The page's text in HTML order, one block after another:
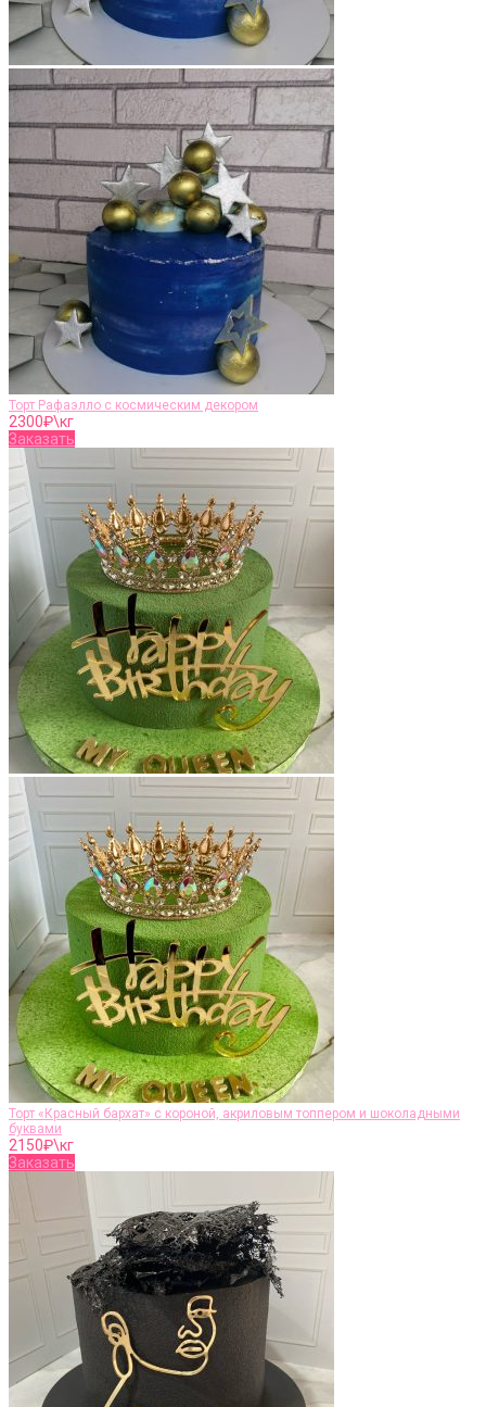
Торт Рафаэлло с космическим декором
2300₽\кг
Заказать
Торт «Красный бархат» с короной, акриловым топпером и шоколадными
буквами
2150₽\кг
Заказать